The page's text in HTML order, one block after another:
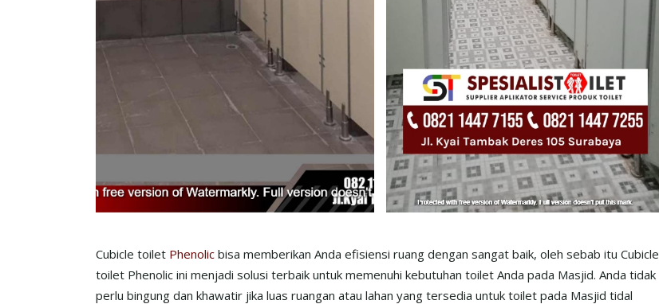
Cubicle toilet Phenolic bisa memberikan Anda efisiensi ruang dengan sangat baik, oleh sebab itu Cubicle
toilet Phenolic ini menjadi solusi terbaik untuk memenuhi kebutuhan toilet Anda pada Masjid. Anda tidak
perlu bingung dan khawatir jika luas ruangan atau lahan yang tersedia untuk toilet pada Masjid tidal